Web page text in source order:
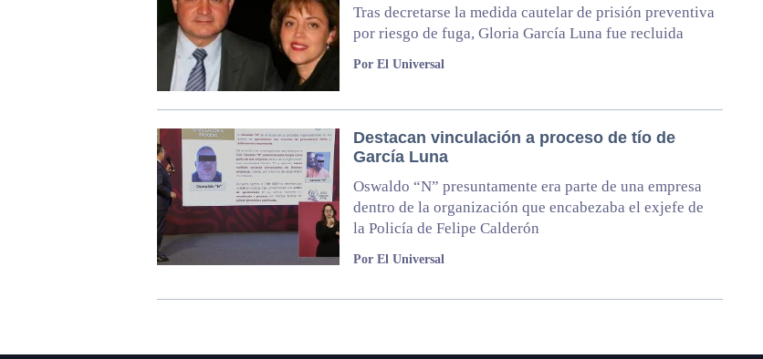
Tras decretarse la medida cautelar de prisión preventiva
por riesgo de fuga, Gloria García Luna fue recluida
Por El Universal
Destacan vinculación a proceso de tío de
García Luna
Oswaldo “N” presuntamente era parte de una empresa
dentro de la organización que encabezaba el exjefe de
la Policía de Felipe Calderón
Por El Universal